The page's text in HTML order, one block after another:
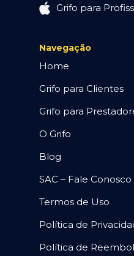
Grifo para
Navegação
Home
Grifo para Clientes
Grifo para
O Grifo
Blog
SAC – Fale Conosco
Termos de Uso
Política de
Política de